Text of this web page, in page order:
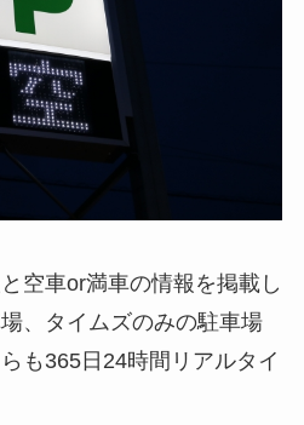
空車or満車の情報を掲載し
、タイムズのみの駐車場
も 365日24時間リアルタイ